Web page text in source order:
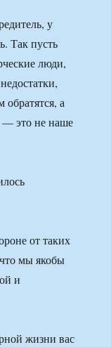
у
Так пусть
люди,
обратятся, а
— это не наше
от таких
мы якобы
и
жизни вас